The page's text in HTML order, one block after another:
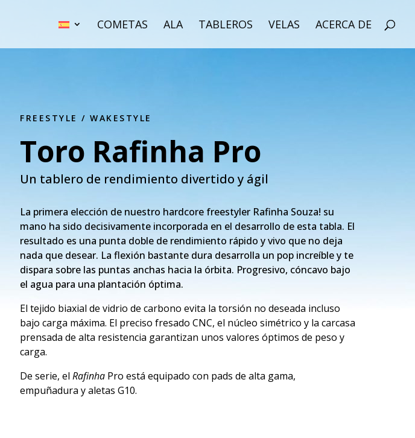
COMETAS ALA TABLEROS VELAS ACERCA DE
FREESTYLE / WAKESTYLE
Toro Rafinha Pro
Un tablero de rendimiento divertido y ágil
La primera elección de nuestro hardcore freestyler Rafinha Souza! su
mano ha sido decisivamente incorporada en el desarrollo de esta tabla. El
resultado es una punta doble de rendimiento rápido y vivo que no deja
nada que desear. La flexión bastante dura desarrolla un pop increíble y te
dispara sobre las puntas anchas hacia la órbita. Progresivo, cóncavo bajo
el agua para una plantación óptima.
El tejido biaxial de vidrio de carbono evita la torsión no deseada incluso
bajo carga máxima. El preciso fresado CNC, el núcleo simétrico y la carcasa
prensada de alta resistencia garantizan unos valores óptimos de peso y
carga.
De serie, elRafinha Pro está equipado con pads de alta gama,
empuñadura y aletas G10.